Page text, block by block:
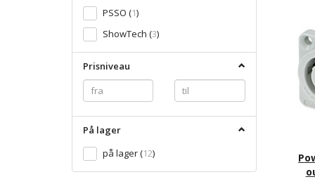
PSSO (1)
ShowTech (3)
Prisniveau
På lager
på lager(12)